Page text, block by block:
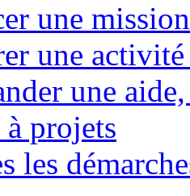
une mission
une
une
à projets
les